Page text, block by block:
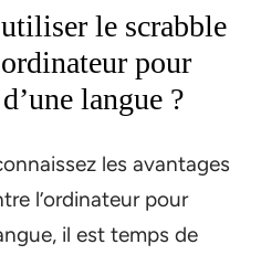
le scrabble
pour
langue ?
les avantages
l’ordinateur pour
il est temps de